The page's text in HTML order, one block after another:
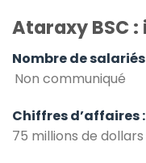
Ataraxy BSC
Nombre de salariés
Non communiqué
Chiffres d’affaires :
75 millions de dollars